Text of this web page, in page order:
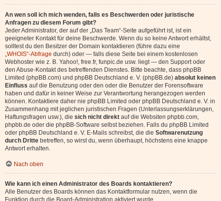
An wen soll ich mich wenden, falls es Beschwerden oder juristische
Anfragen zu diesem Forum gibt?
Jeder Administrator, der auf der „Das Team“-Seite aufgeführt ist, ist ein
geeigneter Kontakt für deine Beschwerde. Wenn du so keine Antwort erhältst,
solltest du den Besitzer der Domain kontaktieren (führe dazu eine
„WHOIS“-Abfrage durch) oder — falls diese Seite bei einem kostenlosen
Webhoster wie z. B. Yahoo!, free.fr, funpic.de usw. liegt — den Support oder
den Abuse-Kontakt des betreffenden Dienstes. Bitte beachte, dass phpBB
Limited (phpBB.com) und phpBB Deutschland e. V. (phpBB.de) absolut keinen
Einfluss auf die Benutzung oder den oder die Benutzer der Forensoftware
haben und dafür in keiner Weise zur Verantwortung herangezogen werden
können. Kontaktiere daher nie phpBB Limited oder phpBB Deutschland e. V. in
Zusammenhang mit jeglichen juristischen Fragen (Unterlassungserklärungen,
Haftungsfragen usw.), die sich nicht direkt auf die Websiten phpbb.com,
phpbb.de oder die phpBB-Software selbst beziehen. Falls du phpBB Limited
oder phpBB Deutschland e. V. E-Mails schreibst, die die Softwarenutzung
durch Dritte betreffen, so wirst du, wenn überhaupt, höchstens eine knappe
Antwort erhalten.
Nach oben
Wie kann ich einen Administrator des Boards kontaktieren?
Alle Benutzer des Boards können das Kontaktformular nutzen, wenn die
Funktion durch die Board-Administration aktiviert wurde.